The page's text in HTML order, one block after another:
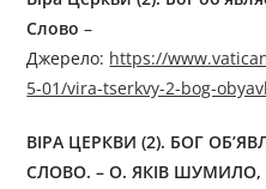
Слово –
Джерелo: https://
5-01/vira-tserkvy-2-bog-
ВІРА ЦЕРКВИ (2). БОГ
СЛОВО. – О. ЯКІВ ШУМИЛО,